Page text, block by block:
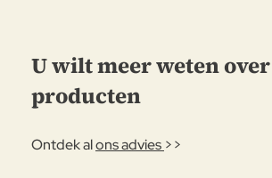
U wilt meer weten
producten
Ontdek alons advies >>